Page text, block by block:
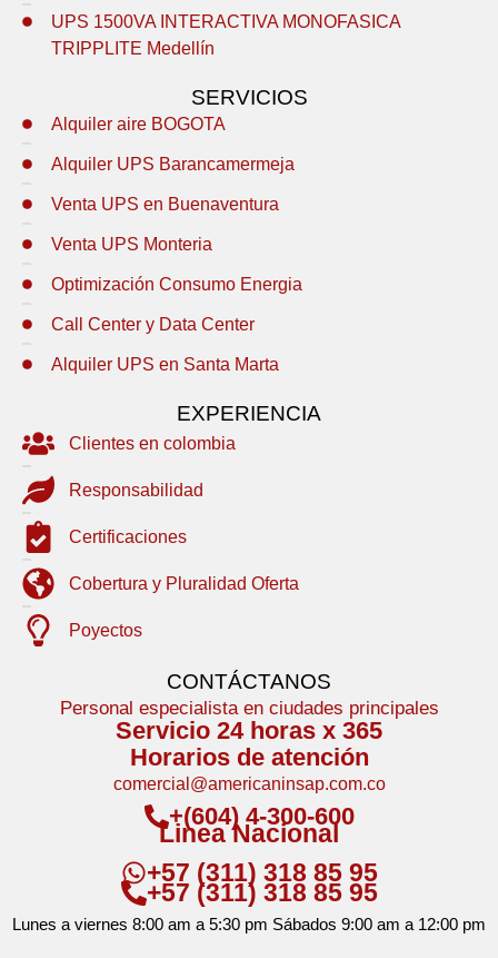
UPS 1500VA INTERACTIVA MONOFASICA
TRIPPLITE Medellín
SERVICIOS
Alquiler aire BOGOTA
Alquiler UPS Barancamermeja
Venta UPS en Buenaventura
Venta UPS Monteria
Optimización Consumo Energia
Call Center y Data Center
Alquiler UPS en Santa Marta
EXPERIENCIA
Clientes en colombia
Responsabilidad
Certificaciones
Cobertura y Pluralidad Oferta
Poyectos
CONTÁCTANOS
Personal especialista en ciudades principales
Servicio 24 horas x 365
Horarios de atención
comercial@americaninsap.com.co
+(604) 4-300-600
Linea Nacional
+57 (311) 318 85 95
+57 (311) 318 85 95
Lunes a viernes 8:00 am a 5:30 pm Sábados 9:00 am a 12:00 pm